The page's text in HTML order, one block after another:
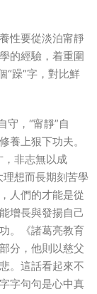
性要從淡泊甯靜
的經驗，着重圍
“躁”字，對比鮮
守，“甯靜”自
養上狠下功夫。
，非志無以成
想而長期刻苦學
人們的才能是從
增長與發揚自己
。《諸葛亮教育
分，他則以慈父
。這話看起來不
字句句是心中真